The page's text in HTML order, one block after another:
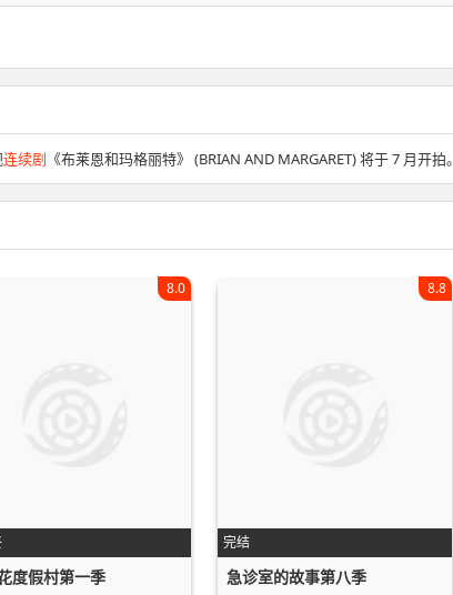
连续剧 《布莱恩和玛格丽特》 (BRIAN AND MARGARET) 将于 7 月开拍。
8.0
度假村第一季
完结
8.8
急诊室的故事第八季